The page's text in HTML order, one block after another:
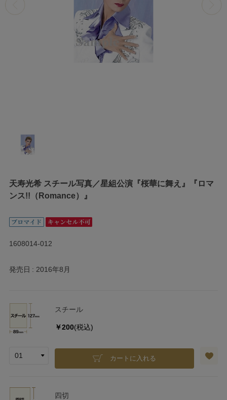
天寿光希 スチール写真／星組公演『桜華に舞え』『ロマ
ンス!!（Romance）』
1608014-012
発売日 2016年8月
スチール
￥200(税込)
カートに入れる
四切